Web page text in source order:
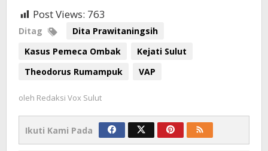
Post Views: 763
Ditag
Dita Prawitaningsih
Kasus Pemeca Ombak
Kejati Sulut
Theodorus Rumampuk
VAP
oleh Redaksi Vox Sulut
Ikuti Kami Pada